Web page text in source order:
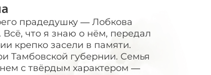
прадедушку — Лобкова
что я знаю о нём, передал
крепко засели в памяти.
Тамбовской губернии. Семья
с твёрдым характером —